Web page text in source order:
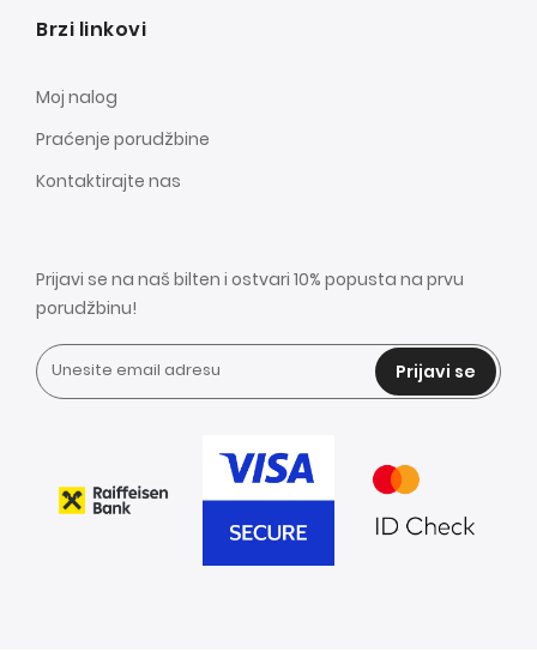
Brzi linkovi
Moj nalog
Praćenje porudžbine
Kontaktirajte nas
Prijavi se na naš bilten i ostvari 10% popusta na prvu
porudžbinu!
Prijavi se